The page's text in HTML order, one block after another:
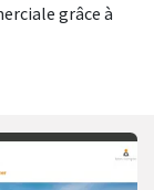
grâce à